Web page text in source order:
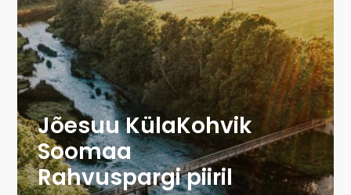
Jõesuu KülaKohvik
Soomaa
Rahvuspargi piiril